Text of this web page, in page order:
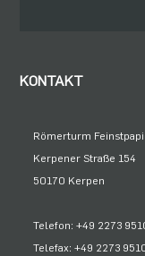
KONTAKT
Römerturm
Kerpener Straße 154
50170 Kerpen
Telefon: +49 2273
Telefax: +49 2273